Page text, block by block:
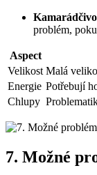
problém,⁤
Aspect
Velikost Malá
Energie Potřebují
Chlupy
7. Možné